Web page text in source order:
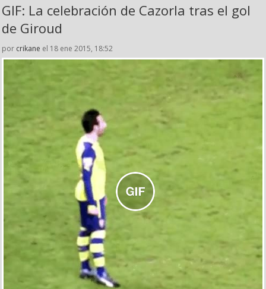
GIF: La celebración de Cazorla tras el gol
de Giroud
por crikane el 18 ene 2015, 18:52